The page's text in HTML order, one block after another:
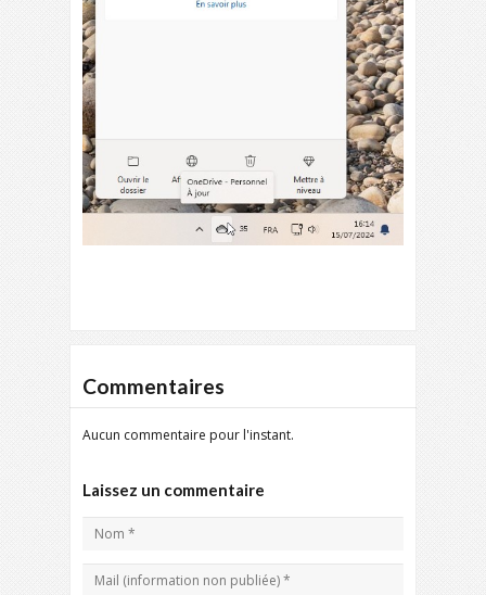
Commentaires
Aucun commentaire pour l'instant.
Laissez un commentaire